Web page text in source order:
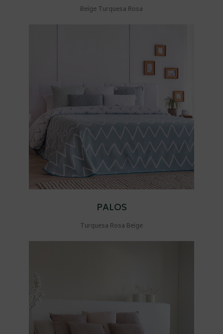
Beige Turquesa Rosa
PALOS
Turquesa Rosa Beige